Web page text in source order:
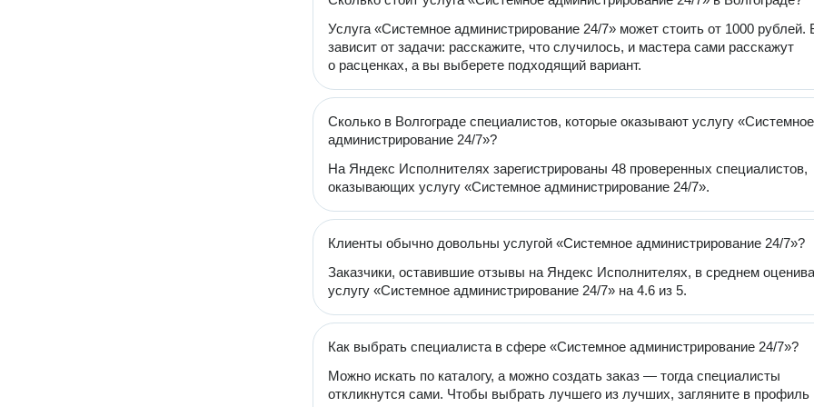
Услуга «Системное администрирование 24/7» может стоить от 1000 рублей.
зависит от задачи: расскажите, что случилось, и мастера сами расскажут
о расценках, а вы выберете подходящий вариант.
Сколько в Волгограде специалистов, которые оказывают услугу «Системное
администрирование 24/7»?
На Яндекс Исполнителях зарегистрированы 48 проверенных специалистов,
оказывающих услугу «Системное администрирование 24/7».
Клиенты обычно довольны услугой «Системное администрирование 24/7»?
Заказчики, оставившие отзывы на Яндекс Исполнителях, в среднем
услугу «Системное администрирование 24/7» на 4.6 из 5.
Как выбрать специалиста в сфере «Системное администрирование 24/7»?
Можно искать по каталогу, а можно создать заказ — тогда специалисты
откликнутся сами. Чтобы выбрать лучшего из лучших, загляните в профиль